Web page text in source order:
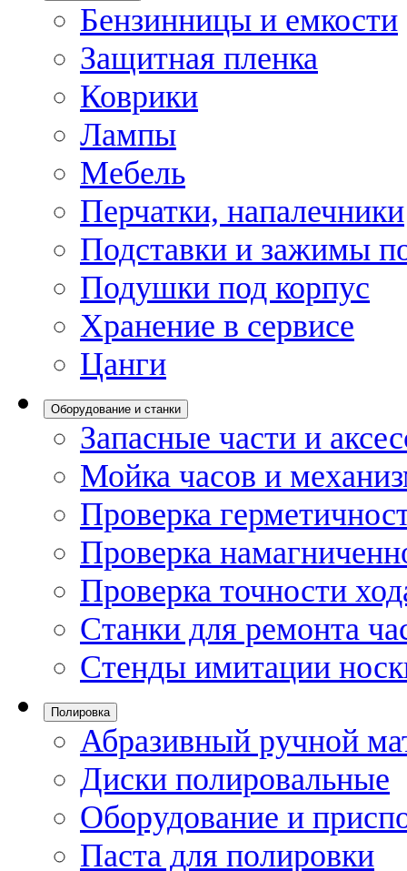
Бензинницы и емкости
Защитная пленка
Коврики
Лампы
Мебель
Перчатки, напалечники
Подставки и зажимы
Подушки под корпус
Хранение в сервисе
Цанги
Оборудование и станки
Запасные части и
Мойка часов и
Проверка
Проверка
Проверка точности
Станки для ремонта
Стенды имитации
Полировка
Абразивный ручной
Диски полировальные
Оборудование и
Паста для полировки